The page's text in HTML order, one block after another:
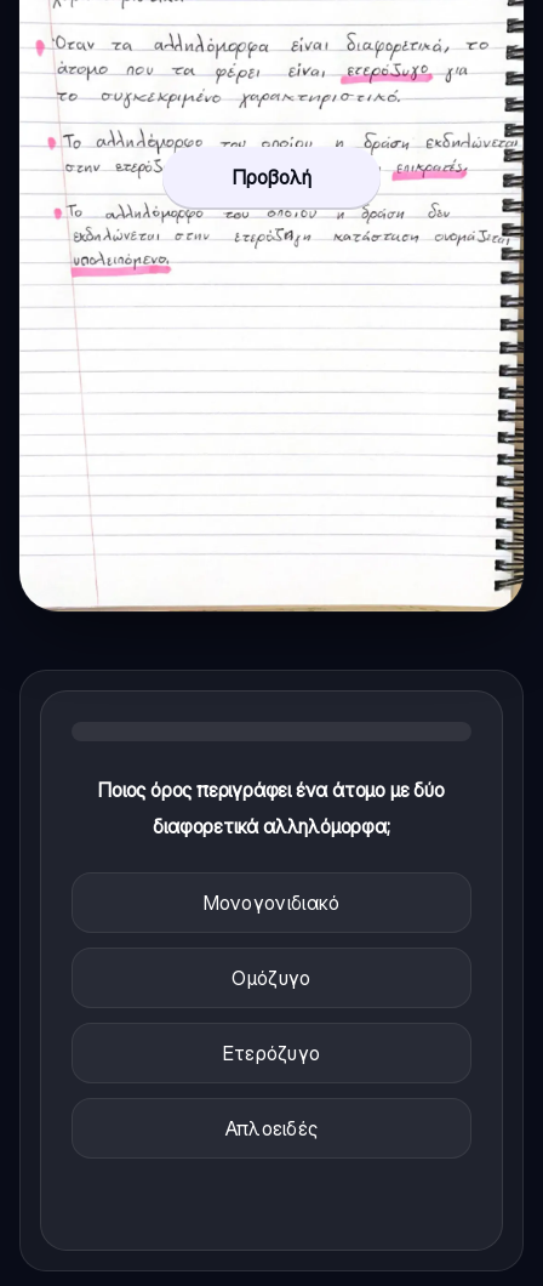
Προβολή
Ποιος όρος περιγράφει ένα άτομο με δύο
διαφορετικά αλληλόμορφα;
Μονογονιδιακό
Ομόζυγο
Ετερόζυγο
Απλοειδές